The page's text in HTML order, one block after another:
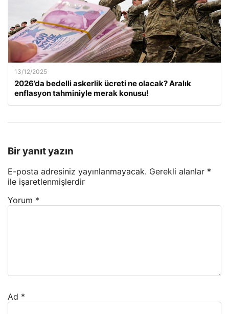
13/12/2025
2026’da bedelli askerlik ücreti ne olacak? Aralık
enflasyon tahminiyle merak konusu!
Bir yanıt yazın
E-posta adresiniz yayınlanmayacak. Gerekli alanlar *
ile işaretlenmişlerdir
Yorum *
Ad *